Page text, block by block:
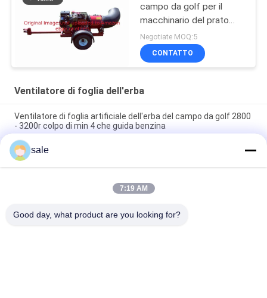
campo da golf per il
macchinario del prato
inglese
Negotiate MOQ:5
CONTATTO
Ventilatore di foglia dell'erba
Ventilatore di foglia artificiale dell'erba del campo da golf 2800
- 3200r colpo di min 4 che guida benzina
controllo intelligente del campo da golf d'acciaio dei cuscini
ammortizzatori di 3200r Min Turbine Cordless Leaf Blower
Rimorchio ribaltabile agricolo idraulico con presa di forza
(PTO) da 3-10 tonnellate OEM, capacità 210*160*30 cm, con
sale
7:19 AM
Good day, what product are you looking for?